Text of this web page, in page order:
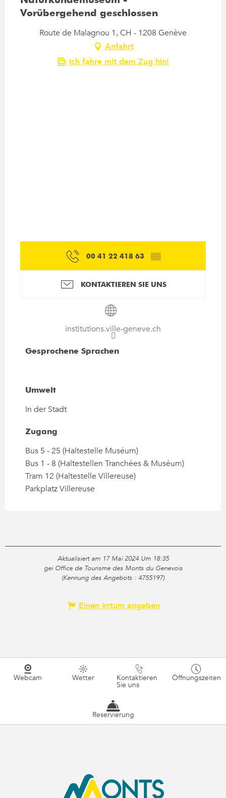
Vorübergehend geschlossen
Route de Malagnou 1, CH - 1208 Genève
Anfahrt
Ich fahre mit dem Zug hin!
00 41 22 418 63 ▒▒
KONTAKTIEREN SIE UNS
institutions.ville-geneve.ch
Gesprochene Sprachen
Gesprochene Sprachen
Umwelt
Umwelt
In der Stadt
Zugang
Zugang
Bus 5 - 25 (Haltestelle Muséum)
Bus 1 - 8 (Haltestellen Tranchées & Muséum)
Tram 12 (Haltestelle Villereuse)
Parkplatz Villereuse
Aktualisiert am 17 Mai 2024 Um 18:35
gei Office de Tourisme des Monts du Genevois
(Kennung des Angebots : 4755197)
Einen Irrtum angeben
Webcam Wetter Kontaktieren
Sie uns
Öffnungszeiten
Reservierung